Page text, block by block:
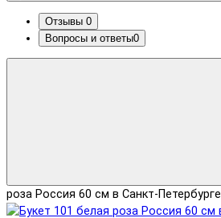
Отзывы 0
Вопросы и ответы0
роза Россия 60 см в Санкт-Петербурге